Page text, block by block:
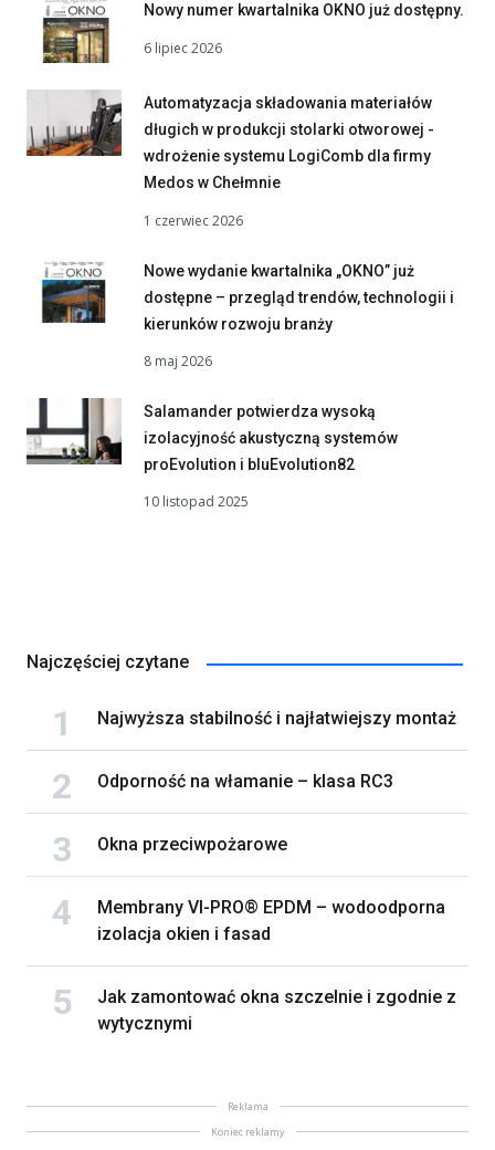
Nowy numer kwartalnika OKNO już dostępny.
6 lipiec 2026
Automatyzacja składowania materiałów
długich w produkcji stolarki otworowej -
wdrożenie systemu LogiComb dla firmy
Medos w Chełmnie
1 czerwiec 2026
Nowe wydanie kwartalnika „OKNO” już
dostępne – przegląd trendów, technologii i
kierunków rozwoju branży
8 maj 2026
Salamander potwierdza wysoką
izolacyjność akustyczną systemów
proEvolution i bluEvolution82
10 listopad 2025
Najczęściej czytane
Najwyższa stabilność i najłatwiejszy montaż
Odporność na włamanie – klasa RC3
Okna przeciwpożarowe
Membrany VI-PRO® EPDM – wodoodporna
izolacja okien i fasad
Jak zamontować okna szczelnie i zgodnie z
wytycznymi
Reklama
Koniec reklamy